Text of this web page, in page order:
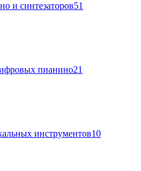
и синтезаторов51
пианино21
инструментов10